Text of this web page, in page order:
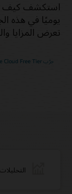
استكشف كيف
يوميًا في هذه
تعرض المزايا
جرّب Oracle Cloud Free Tier
التحليلات